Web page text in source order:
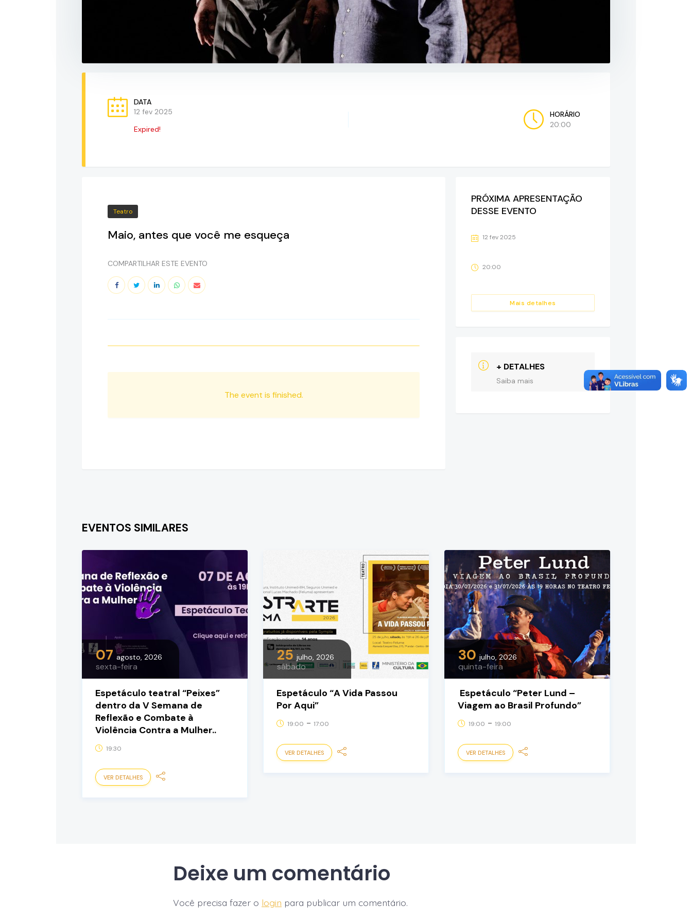
DATA
12 fev 2025
Expired!
HORÁRIO
20:00
Teatro
Maio, antes que você me esqueça
COMPARTILHAR ESTE EVENTO
The event is finished.
PRÓXIMA APRESENTAÇÃO
DESSE EVENTO
Mais detalhes
12 fev 2025
20:00
+ DETALHES
Saiba mais
EVENTOS SIMILARES
07 agosto, 2026
sexta-feira
Espetáculo teatral “Peixes”
dentro da V Semana de
Reflexão e Combate à
Violência Contra a Mulher..
19:30
VER DETALHES
25 julho, 2026
sábado
Espetáculo “A Vida Passou
Por Aqui”
19:00 - 17:00
VER DETALHES
30 julho, 2026
quinta-feira
Espetáculo “Peter Lund –
Viagem ao Brasil Profundo”
19:00 - 19:00
VER DETALHES
Deixe um comentário
Você precisa fazer o login para publicar um comentário.